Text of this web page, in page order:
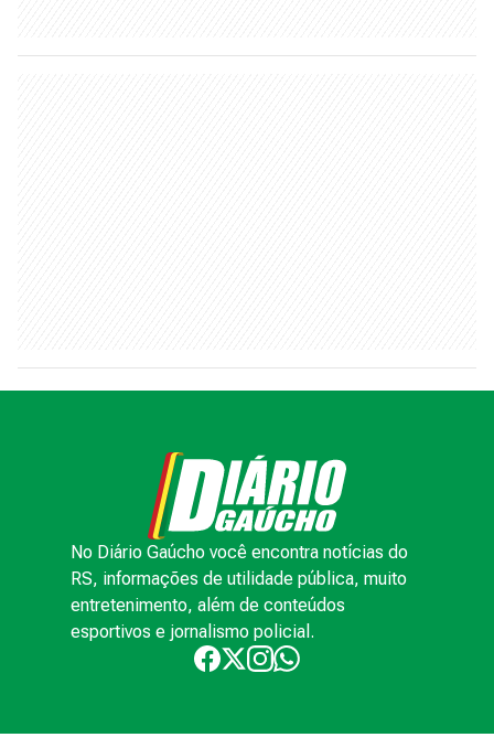
No Diário Gaúcho você encontra notícias do
RS, informações de utilidade pública, muito
entretenimento, além de conteúdos
esportivos e jornalismo policial.